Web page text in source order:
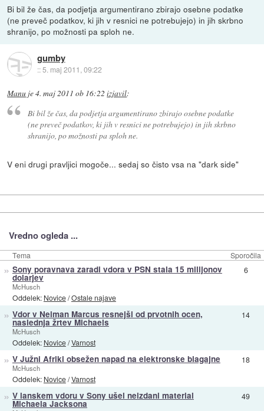
Bi bil že čas, da podjetja argumentirano zbirajo osebne podatke
(ne preveč podatkov, ki jih v resnici ne potrebujejo) in jih skrbno
shranijo, po možnosti pa sploh ne.
gumby
::5. maj 2011, 09:22
Manu je4. maj 2011 ob 16:22 izjavil:
Bi bil že čas, da podjetja argumentirano zbirajo osebne podatke
(ne preveč podatkov, ki jih v resnici ne potrebujejo) in jih skrbno
shranijo, po možnosti pa sploh ne.
V eni drugi pravljici mogoče... sedaj so čisto vsa na "dark side"
Vredno ogleda ...
Tema Sporočila
» Sony poravnava zaradi vdora v PSN stala 15 milijonov
dolarjev
McHusch
Oddelek: Novice/Ostale najave
6
» Vdor v Neiman Marcus resnejši od prvotnih ocen,
naslednja žrtev Michaels
McHusch
Oddelek: Novice/Varnost
14
» V Južni Afriki obsežen napad na elektronske blagajne
McHusch
Oddelek: Novice/Varnost
18
» V lanskem vdoru v Sony ušel neizdani material
Michaela Jacksona
49